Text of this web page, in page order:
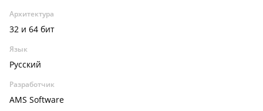
Архитектура
32 и 64 бит
Язык
Русский
Разработчик
AMS Software